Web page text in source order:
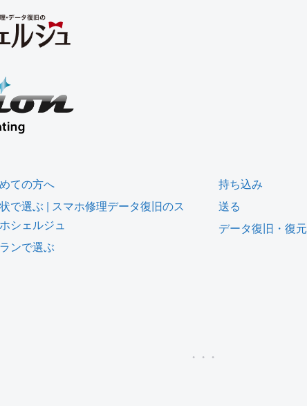
ての方へ
で選ぶ | スマホ修理データ復旧のス
シェルジュ
ンで選ぶ
持ち込み
送る
データ復旧・復元